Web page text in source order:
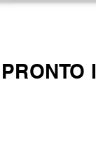
PRONTO